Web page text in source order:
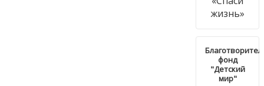
фонд
"Детский
мир"